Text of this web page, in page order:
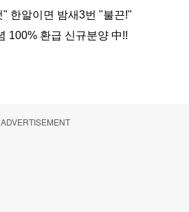
ADVERTISEMENT